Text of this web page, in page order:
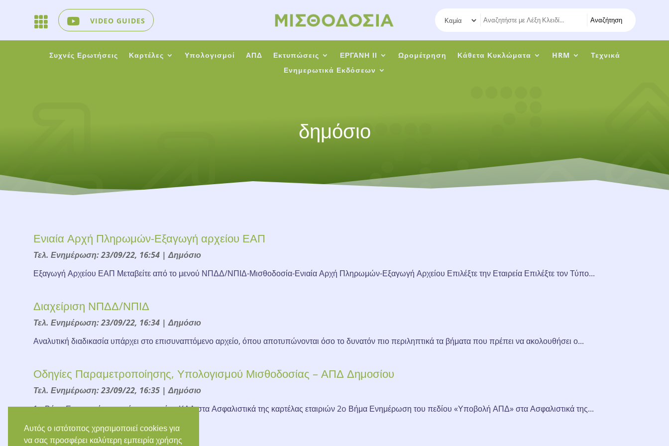
 VIDEO GUIDES Αναζήτηση
Συχνές Ερωτήσεις Καρτέλες Υπολογισμοί ΑΠΔ Εκτυπώσεις ΕΡΓΑΝΗ ΙΙ Ωρομέτρηση Κάθετα Κυκλώματα HRM
Τεχνικά
Ενημερωτικά Εκδόσεων
δημόσιο
Ενιαία Αρχή Πληρωμών-Εξαγωγή αρχείου ΕΑΠ
Τελ. Ενημέρωση: 23/09/22, 16:54 |Δημόσιο
Εξαγωγή Αρχείου ΕΑΠ Μεταβείτε από το μενού ΝΠΔΔ/ΝΠΙΔ-Μισθοδοσία-Ενιαία Αρχή Πληρωμών-Εξαγωγή Αρχείου Επιλέξτε την Εταιρεία Επιλέξτε τον Τύπο...
Διαχείριση ΝΠΔΔ/ΝΠΙΔ
Τελ. Ενημέρωση: 23/09/22, 16:34 |Δημόσιο
Αναλυτική διαδικασία υπάρχει στο επισυναπτόμενο αρχείο, όπου αποτυπώνονται όσο το δυνατόν πιο περιληπτικά τα βήματα που πρέπει να ακολουθήσει ο...
Οδηγίες Παραμετροποίησης, Υπολογισμού Μισθοδοσίας – ΑΠΔ Δημοσίου
Τελ. Ενημέρωση: 23/09/22, 16:35 |Δημόσιο
1o Βήμα Εισαγωγή του αντίστοιχου νέου ΚΑΔ στα Ασφαλιστικά της καρτέλας εταιριών 2o Βήμα Ενημέρωση του πεδίου «Υποβολή ΑΠΔ» στα Ασφαλιστικά της...
Αυτός ο ιστότοπος χρησιμοποιεί cookies για
να σας προσφέρει καλύτερη εμπειρία χρήσης